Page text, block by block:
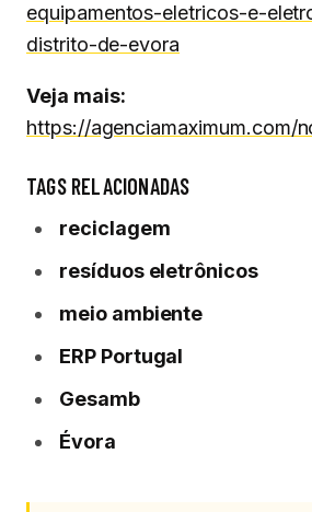
equipamentos-eletricos-e-
distrito-de-evora
Veja mais:
https://agenciamaximum.com/
TAGS RELACIONADAS
reciclagem
resíduos eletrônicos
meio ambiente
ERP Portugal
Gesamb
Évora